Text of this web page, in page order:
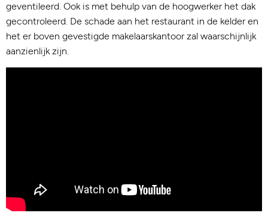
geventileerd. Ook is met behulp van de hoogwerker het dak
gecontroleerd. De schade aan het restaurant in de kelder en
het er boven gevestigde makelaarskantoor zal waarschijnlijk
aanzienlijk zijn.